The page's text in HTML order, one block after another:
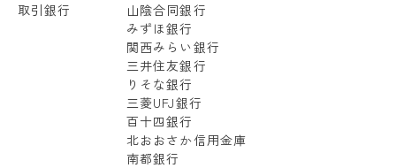
取引銀行
山陰合同銀行
みずほ銀行
関西みらい銀行
三井住友銀行
りそな銀行
三菱UFJ銀行
百十四銀行
北おおさか信用金庫
南都銀行